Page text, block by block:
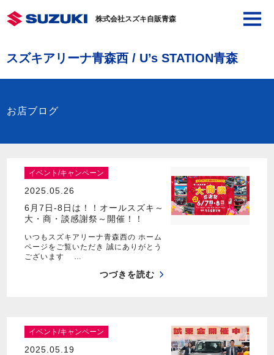
株式会社スズキ自販青森
スズキアリーナ青森西 / U’s STATION青森
お店ブログ
イベント/キャンペーン
2025.05.26
6月7日-8日は！！オールスズキ～
大・商・談感謝祭～開催！！
いつもスズキアリーナ青森西の ホーム
ページをご覧いただき 誠にありがとう
ございます …
つづきを読む
イベント/キャンペーン
2025.05.19